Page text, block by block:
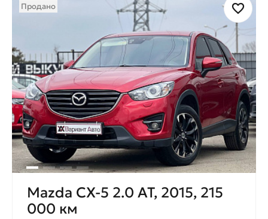
Продано
Mazda CX-5 2.0 AT, 2015, 215
000 км